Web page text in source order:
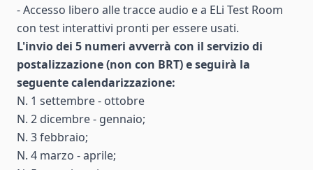
- Accesso libero alle tracce audio e a ELi Test Room
con test interattivi pronti per essere usati.
L'invio dei 5 numeri avverrà con il servizio di
postalizzazione (non con BRT) e seguirà la
seguente calendarizzazione:
N. 1 settembre - ottobre
N. 2 dicembre - gennaio;
N. 3 febbraio;
N. 4 marzo - aprile;